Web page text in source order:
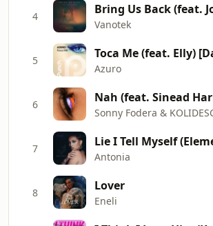
4
Vanotek
5
Azuro
6
Sonny Fodera &
7
Antonia
8 Lover
Eneli